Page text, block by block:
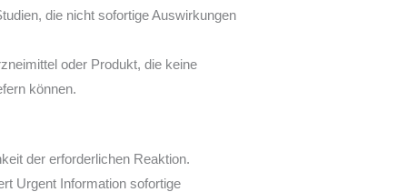
die nicht sofortige Auswirkungen
oder Produkt, die keine
können.
der erforderlichen Reaktion.
Urgent Information sofortige